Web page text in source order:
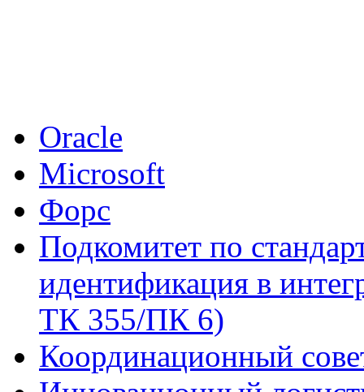
Oracle
Microsoft
Форс
Подкомитет по
идентификация в
ТК 355/ПК 6)
Координационный